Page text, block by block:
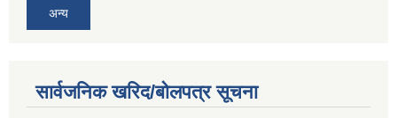
अन्य
सार्वजनिक खरिद/बोलपत्र सूचना